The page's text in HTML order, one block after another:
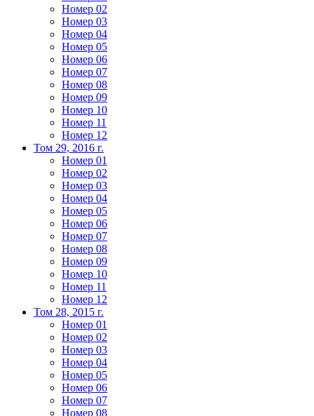
Номер 02
Номер 03
Номер 04
Номер 05
Номер 06
Номер 07
Номер 08
Номер 09
Номер 10
Номер 11
Номер 12
Том 29, 2016 г.
Номер 01
Номер 02
Номер 03
Номер 04
Номер 05
Номер 06
Номер 07
Номер 08
Номер 09
Номер 10
Номер 11
Номер 12
Том 28, 2015 г.
Номер 01
Номер 02
Номер 03
Номер 04
Номер 05
Номер 06
Номер 07
Номер 08